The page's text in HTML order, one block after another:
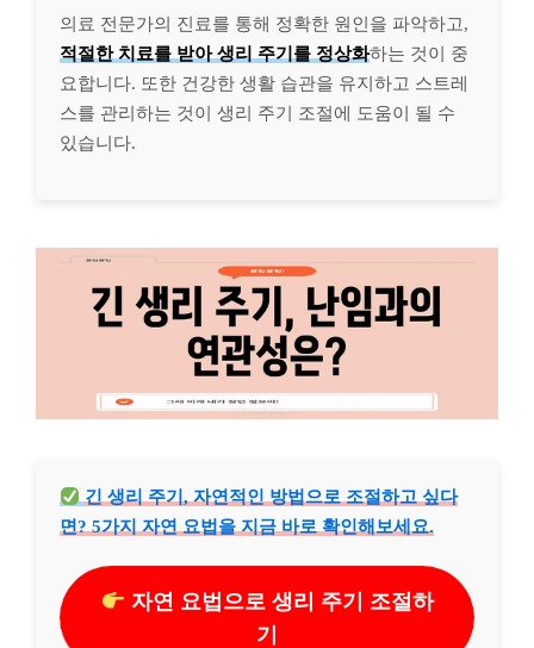
의료 전문가의 진료를 통해 정확한 원인을 파악하고,
적절한 치료를 받아 생리 주기를 정상화하는 것이 중
요합니다. 또한 건강한 생활 습관을 유지하고 스트레
스를 관리하는 것이 생리 주기 조절에 도움이 될 수
있습니다.
긴 생리 주기, 자연적인 방법으로 조절하고 싶다
면? 5가지 자연 요법을 지금 바로 확인해보세요.
자연 요법으로 생리 주기 조절하
기